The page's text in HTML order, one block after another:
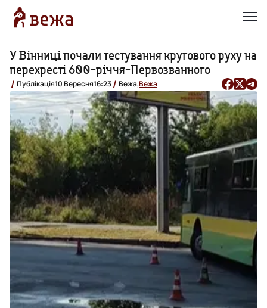
У Вінниці почали тестування кругового руху на
перехресті 600-річчя-Первозванного
Публікація10 Вересня16:23 Вежа,Вежа